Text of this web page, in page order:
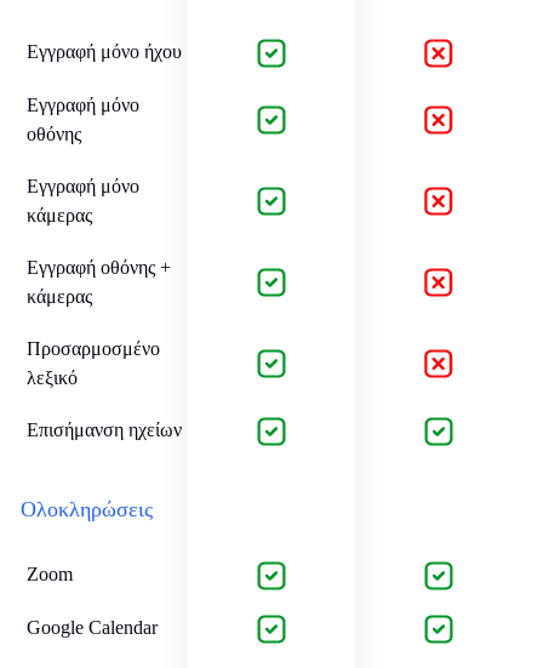
Εγγραφή μόνο ήχου
Εγγραφή μόνο
οθόνης
Εγγραφή μόνο
κάμερας
Εγγραφή οθόνης +
κάμερας
Προσαρμοσμένο
λεξικό
Επισήμανση ηχείων
Ολοκληρώσεις
Zoom
Google Calendar